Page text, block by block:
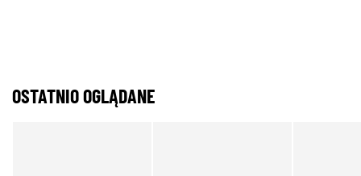
OSTATNIO OGLĄDANE